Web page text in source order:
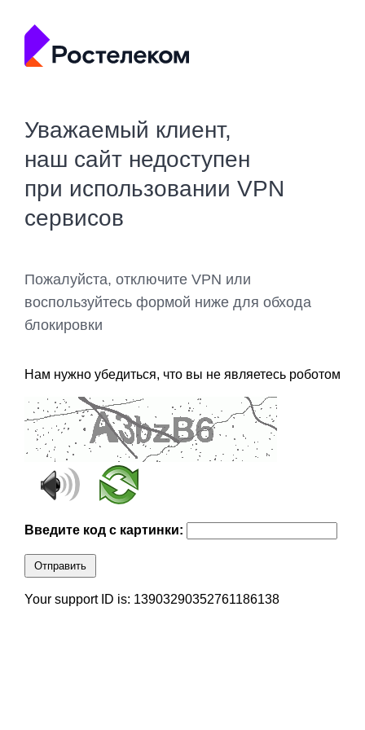
Уважаемый клиент,
наш сайт недоступен
при использовании VPN
сервисов
Пожалуйста, отключите VPN или
воспользуйтесь формой ниже для обхода
блокировки
Нам нужно убедиться, что вы не являетесь роботом
Введите код с картинки:
Отправить
Your support ID is: 13903290352761186138